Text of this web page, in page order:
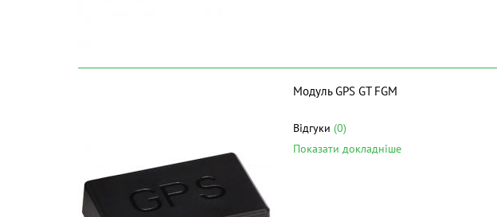
Модуль GPS GT FGM
Відгуки (0)
Показати докладніше